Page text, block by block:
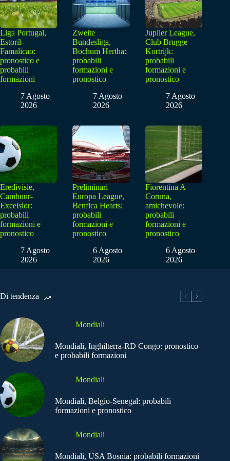
Liga Portugal,
Estoril-
Famalicao:
pronostico e
probabili
formazioni
7 Agosto
2026
Zweite
Bundesliga,
Bochum Hertha:
probabili
formazioni e
pronostico
7 Agosto
2026
Jupiler League,
Club Brugge
Kortrijk:
probabili
formazioni e
pronostico
7 Agosto
2026
Eredivisie,
Cambuur-
Excelsior:
probabili
formazioni e
pronostico
7 Agosto
2026
Preliminari
Europa League,
Benfica Hearts:
probabili
formazioni e
pronostico
6 Agosto
2026
Fiorentina A
Coruna,
amichevole:
probabili
formazioni e
pronostico
6 Agosto
2026
Di tendenza
Mondiali
Mondiali, Inghilterra-RD Congo: pronostico
e probabili formazioni
Mondiali
Mondiali, Belgio-Senegal: probabili
formazioni e pronostico
Mondiali
Mondiali, USA Bosnia: probabili formazioni